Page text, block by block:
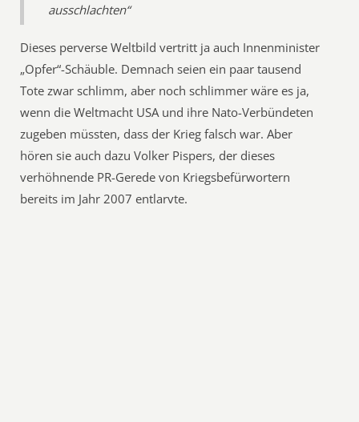
ausschlachten“
Dieses perverse Weltbild vertritt ja auch Innenminister
„Opfer“-Schäuble. Demnach seien ein paar tausend
Tote zwar schlimm, aber noch schlimmer wäre es ja,
wenn die Weltmacht USA und ihre Nato-Verbündeten
zugeben müssten, dass der Krieg falsch war. Aber
hören sie auch dazu Volker Pispers, der dieses
verhöhnende PR-Gerede von Kriegsbefürwortern
bereits im Jahr 2007 entlarvte.